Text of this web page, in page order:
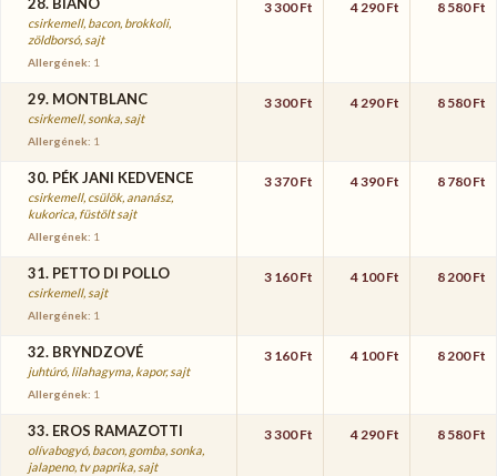
csirkemell, bacon, brokkoli,
zöldborsó, sajt
Allergének: 1
3 300 Ft 4 290 Ft 8 580 Ft
29. MONTBLANC
csirkemell, sonka, sajt
Allergének: 1
3 300 Ft 4 290 Ft 8 580 Ft
30. PÉK JANI KEDVENCE
csirkemell, csülök, ananász,
kukorica, füstölt sajt
Allergének: 1
3 370 Ft 4 390 Ft 8 780 Ft
31. PETTO DI POLLO
csirkemell, sajt
Allergének: 1
3 160 Ft 4 100 Ft 8 200 Ft
32. BRYNDZOVÉ
juhtúró, lilahagyma, kapor, sajt
Allergének: 1
3 160 Ft 4 100 Ft 8 200 Ft
33. EROS RAMAZOTTI
olívabogyó, bacon, gomba, sonka,
jalapeno, tv paprika, sajt
3 300 Ft 4 290 Ft 8 580 Ft